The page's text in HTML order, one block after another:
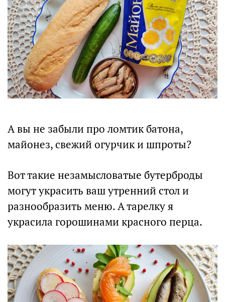
А вы не забыли про ломтик батона,
майонез, свежий огурчик и шпроты?
Вот такие незамысловатые бутерброды
могут украсить ваш утренний стол и
разнообразить меню. А тарелку я
украсила горошинами красного перца.